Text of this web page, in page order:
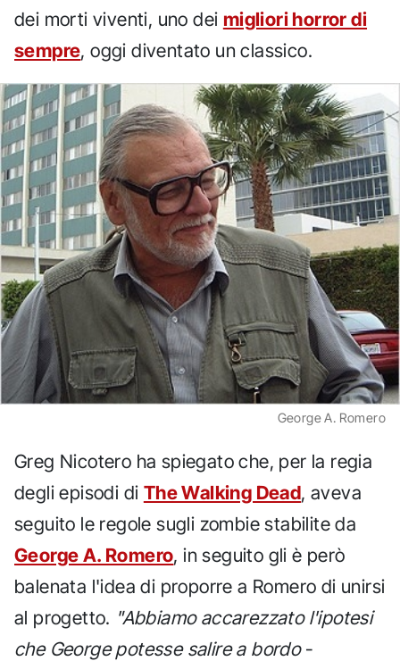
dei morti viventi, uno dei migliori horror di
sempre, oggi diventato un classico.
George A. Romero
Greg Nicotero ha spiegato che, per la regia
degli episodi di The Walking Dead, aveva
seguito le regole sugli zombie stabilite da
George A. Romero, in seguito gli è però
balenata l'idea di proporre a Romero di unirsi
al progetto. "Abbiamo accarezzato l'ipotesi
che George potesse salire a bordo-